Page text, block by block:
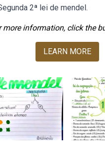
2ª lei de mendel.
more information, click the
LEARN MORE